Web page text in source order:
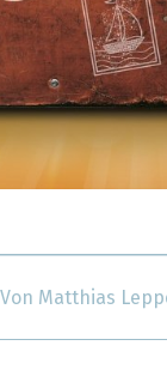
Von Matthias